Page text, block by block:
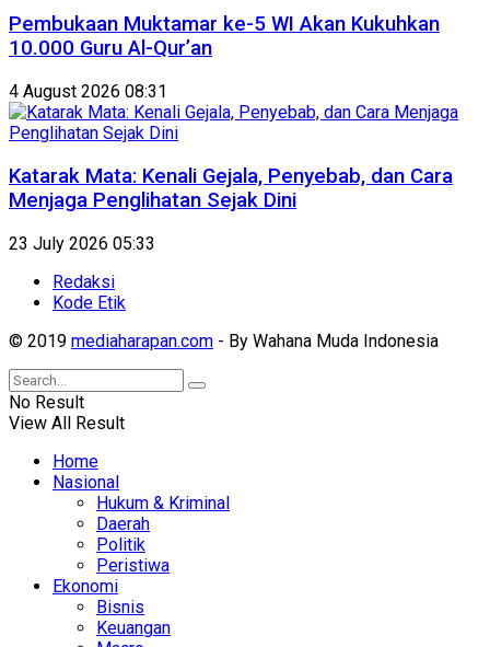
Pembukaan Muktamar ke-5 WI Akan Kukuhkan
10.000 Guru Al-Qur’an
4 August 2026 08:31
Katarak Mata: Kenali Gejala, Penyebab, dan Cara
Menjaga Penglihatan Sejak Dini
23 July 2026 05:33
Redaksi
Kode Etik
© 2019 mediaharapan.com - By Wahana Muda Indonesia
No Result
View All Result
Home
Nasional
Hukum & Kriminal
Daerah
Politik
Peristiwa
Ekonomi
Bisnis
Keuangan